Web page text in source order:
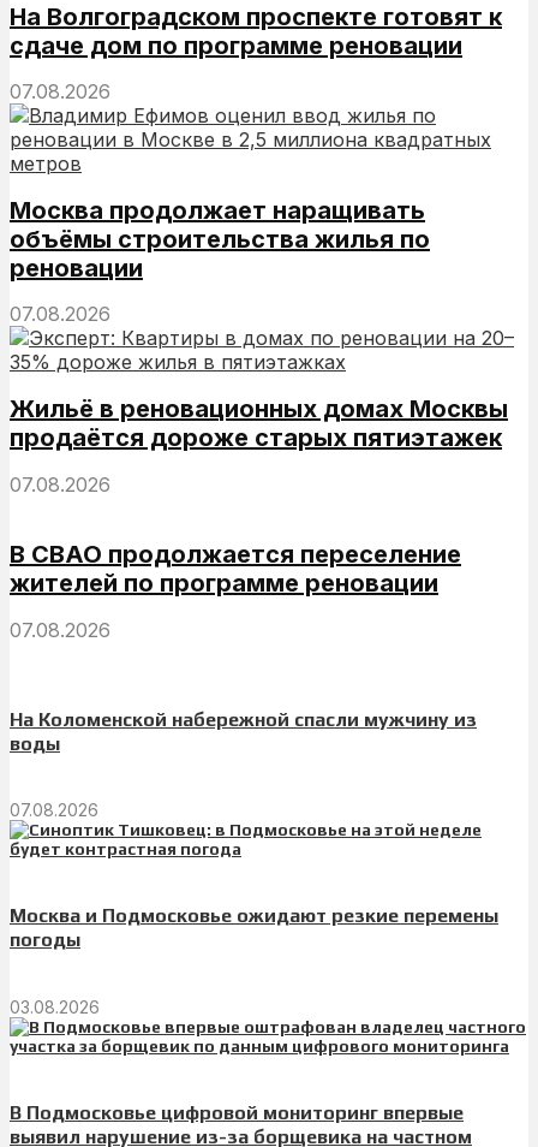
На Волгоградском проспекте готовят к
сдаче дом по программе реновации
07.08.2026
Москва продолжает наращивать
объёмы строительства жилья по
реновации
07.08.2026
Жильё в реновационных домах Москвы
продаётся дороже старых пятиэтажек
07.08.2026
В СВАО продолжается переселение
жителей по программе реновации
07.08.2026
На Коломенской набережной спасли мужчину из
воды
07.08.2026
Москва и Подмосковье ожидают резкие перемены
погоды
03.08.2026
В Подмосковье цифровой мониторинг впервые
выявил нарушение из-за борщевика на частном